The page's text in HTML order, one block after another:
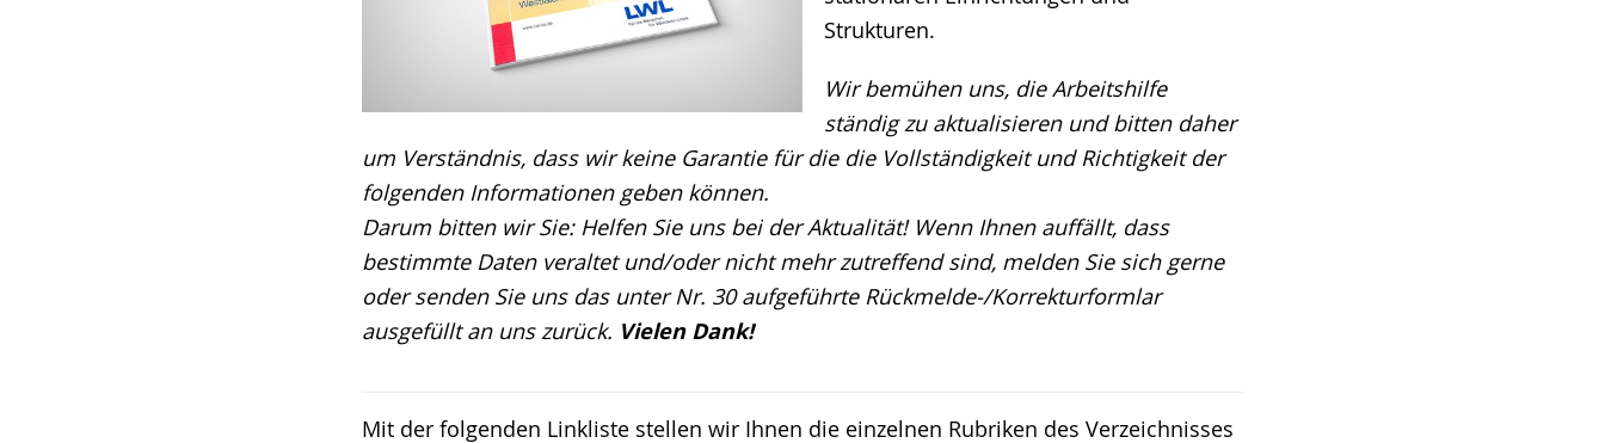
Strukturen.
Wir bemühen uns, die Arbeitshilfe
ständig zu aktualisieren und bitten daher
um Verständnis, dass wir keine Garantie für die die Vollständigkeit und Richtigkeit der
folgenden Informationen geben können.
Darum bitten wir Sie: Helfen Sie uns bei der Aktualität! Wenn Ihnen auffällt, dass
bestimmte Daten veraltet und/oder nicht mehr zutreffend sind, melden Sie sich gerne
oder senden Sie uns das unter Nr. 30 aufgeführte Rückmelde-/Korrekturformlar
ausgefüllt an uns zurück. Vielen Dank!
Mit der folgenden Linkliste stellen wir Ihnen die einzelnen Rubriken des Verzeichnisses